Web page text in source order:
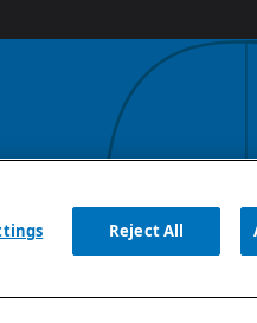
Reject All